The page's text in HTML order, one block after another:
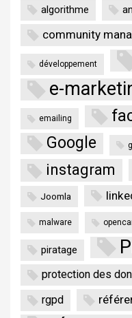
algorithme
community
développement
e-
emailing
Google
instagram
Joomla
malware
piratage
protection des
rgpd